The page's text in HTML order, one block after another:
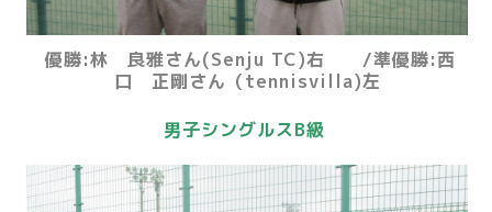
優勝:林 良雅さん(Senju TC)右 /準優勝:西
口 正剛さん（tennisvilla)左
男子シングルスB級